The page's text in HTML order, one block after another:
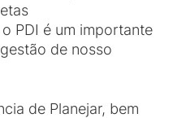
PDI é um importante
de nosso
de Planejar, bem